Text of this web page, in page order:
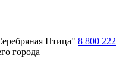
Птица" 8 800 222
города